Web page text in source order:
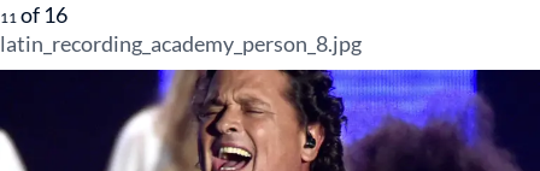
11 of 16
latin_recording_academy_person_8.jpg